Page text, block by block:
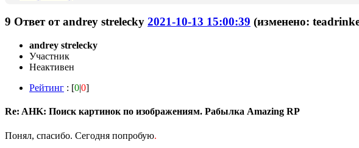
9 Ответ отandrey strelecky 2021-10-13 15:00:39 (изменено:
andrey strelecky
Участник
Неактивен
Рейтинг : [0|0]
Re: AHK: Поиск картинок по изображениям. Рабылка Amazing RP
Понял, спасибо. Сегодня попробую.